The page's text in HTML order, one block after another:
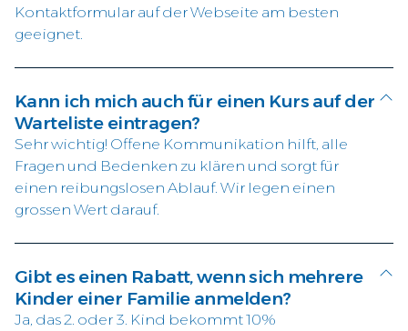
Kontaktformular auf der Webseite am besten
geeignet.
Kann ich mich auch für einen Kurs auf der
Warteliste eintragen?
Sehr wichtig! Offene Kommunikation hilft, alle
Fragen und Bedenken zu klären und sorgt für
einen reibungslosen Ablauf. Wir legen einen
grossen Wert darauf.
Gibt es einen Rabatt, wenn sich mehrere
Kinder einer Familie anmelden?
Ja, das 2. oder 3. Kind bekommt 10%